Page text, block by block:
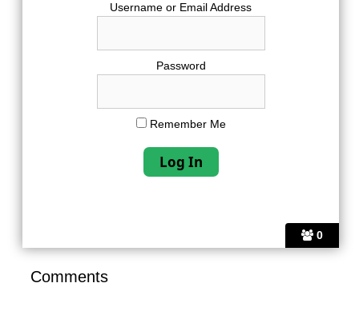
0
Username or Email Address
Password
Remember Me
Comments